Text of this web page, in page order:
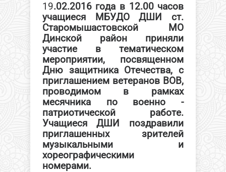
19.02.2016 года в 12.00 часов
учащиеся МБУДО ДШИ ст.
Старомышастовской МО
Динской район приняли
участие в тематическом
мероприятии, посвященном
Дню защитника Отечества, с
приглашением ветеранов ВОВ,
проводимом в рамках
месячника по военно -
патриотической работе.
Учащиеся ДШИ поздравили
приглашенных зрителей
музыкальными и
хореографическими
номерами.